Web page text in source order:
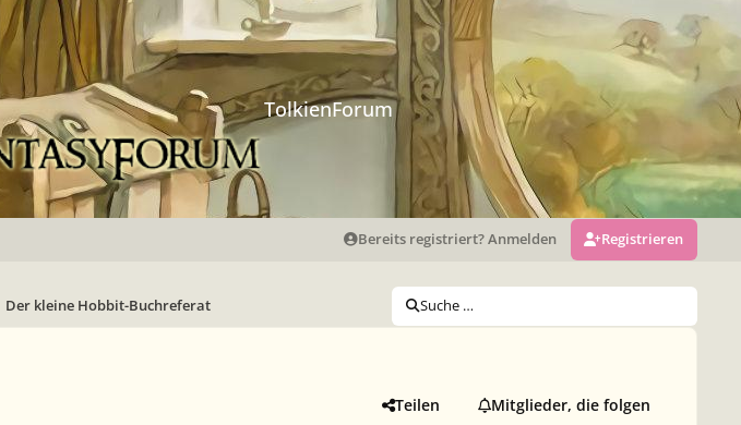
TolkienForum
Bereits registriert? Anmelden Registrieren
Der kleine Hobbit-Buchreferat Suche …
Teilen Mitglieder, die folgen